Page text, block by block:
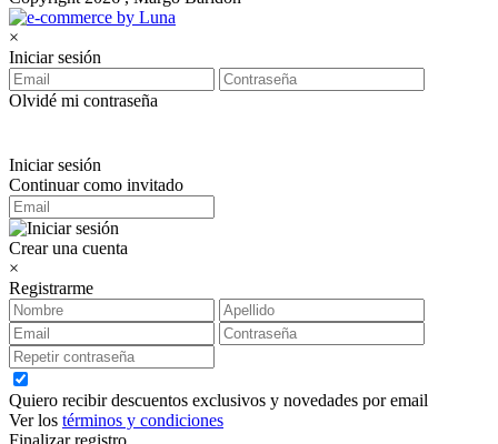
×
Iniciar sesión
Olvidé mi contraseña
Iniciar sesión
Continuar como invitado
Crear una cuenta
×
Registrarme
Quiero recibir descuentos exclusivos y novedades por email
Ver los términos y condiciones
Finalizar registro